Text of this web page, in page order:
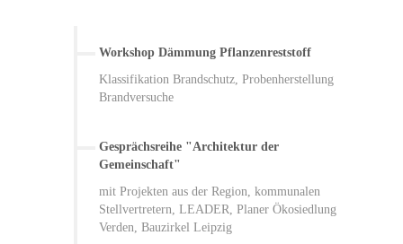
Workshop Dämmung Pflanzenreststoff
Klassifikation Brandschutz, Probenherstellung
Brandversuche
Gesprächsreihe "Architektur der
Gemeinschaft"
mit Projekten aus der Region, kommunalen
Stellvertretern, LEADER, Planer Ökosiedlung
Verden, Bauzirkel Leipzig